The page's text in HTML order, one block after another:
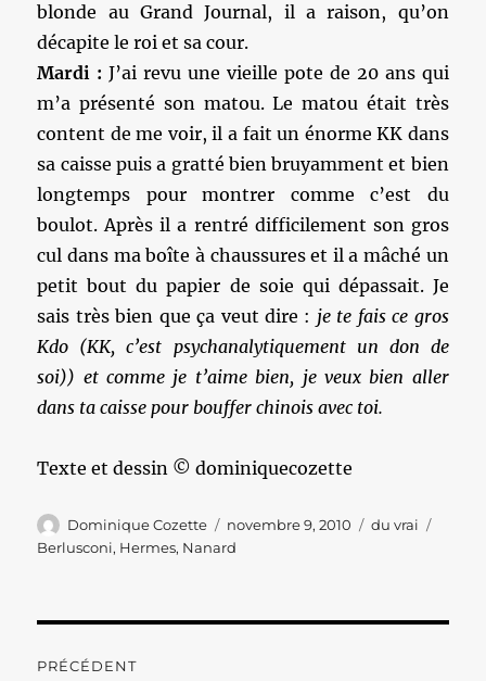
blonde au Grand Journal, il a raison, qu’on
décapite le roi et sa cour.
Mardi :J’ai revu une vieille pote de 20 ans qui
m’a présenté son matou. Le matou était très
content de me voir, il a fait un énorme KK dans
sa caisse puis a gratté bien bruyamment et bien
longtemps pour montrer comme c’est du
boulot. Après il a rentré difficilement son gros
cul dans ma boîte à chaussures et il a mâché un
petit bout du papier de soie qui dépassait. Je
sais très bien que ça veut dire : je te fais ce gros
Kdo (KK, c’est psychanalytiquement un don de
soi)) et comme je t’aime bien, je veux bien aller
dans ta caisse pour bouffer chinois avec toi.
Texte et dessin © dominiquecozette
Auteur
Dominique Cozette
Publié
le
novembre 9, 2010 Catégories
du vrai
Berlusconi, Hermes, Nanard
PRÉCÉDENT